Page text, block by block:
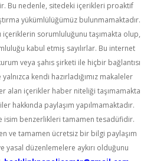
Bu nedenle, sitedeki içerikleri proaktif
yükümlülüğümüz bulunmamaktadır.
içeriklerin sorumluluğunu taşımakta olup,
kabul etmiş sayılırlar. Bu internet
veya şahıs şirketi ile hiçbir bağlantısı
kendi hazırladığımız makaleler
alan içerikler haber niteliği taşımamakta
hakkında paylaşım yapılmamaktadır.
isim benzerlikleri tamamen tesadüfidir.
ve tamamen ücretsiz bir bilgi paylaşım
yasal düzenlemelere aykırı olduğunu